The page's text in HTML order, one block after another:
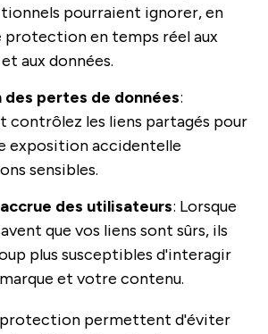
pourraient ignorer, en
en temps réel aux
aux données.
pertes de données:
contrôlez les liens partagés pour
exposition accidentelle
sensibles.
des utilisateurs: Lorsque
que vos liens sont sûrs, ils
plus susceptibles d'interagir
et votre contenu.
protection permettent d'éviter